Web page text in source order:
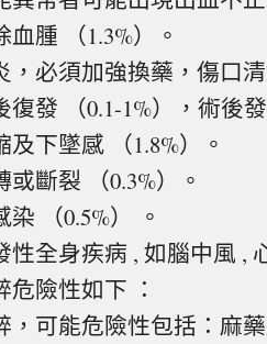
腫 （1.3%）。
，必須加強換藥，傷口
復發 （0.1-1%），術後
及下墜感 （1.8%）。
或斷裂 （0.3%）。
（0.5%） 。
性全身疾病 , 如腦中風 ,
危險性如下 ：
，可能危險性包括：麻